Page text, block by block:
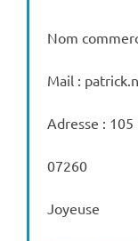
Nom
Mail :
Adresse :
07260
Joyeuse